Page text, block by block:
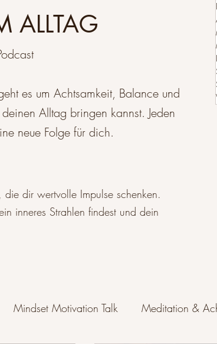
ALLTAG
es um Achtsamkeit, Balance und
Alltag bringen kannst. Jeden
neue Folge für dich.​
dir wertvolle Impulse schenken.
inneres Strahlen findest und dein
Mindset Motivation Talk Meditation &